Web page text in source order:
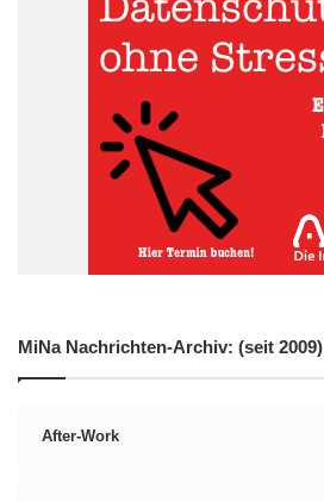
MiNa Nachrichten-Archiv: (seit 2009)
After-Work